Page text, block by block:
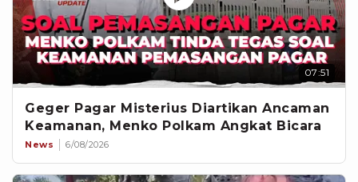
07:51
Geger Pagar Misterius Diartikan Ancaman
Keamanan, Menko Polkam Angkat Bicara
News 6/08/2026